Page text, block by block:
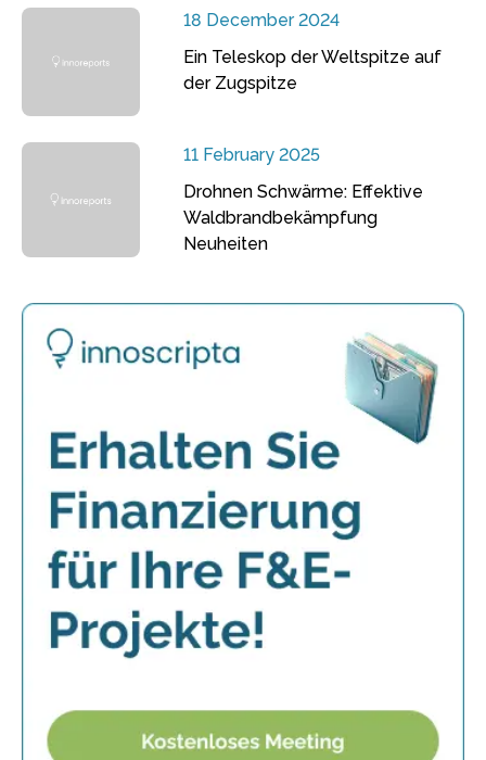
18 December 2024
Ein Teleskop der Weltspitze auf
der Zugspitze
11 February 2025
Drohnen Schwärme: Effektive
Waldbrandbekämpfung
Neuheiten